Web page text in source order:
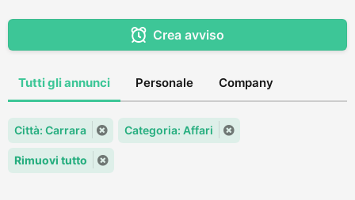
Crea avviso
Tutti gli annunci Personale Company
Città: Carrara Categoria: Affari
Rimuovi tutto